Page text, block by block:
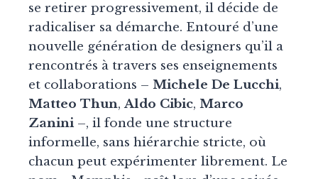
se retirer progressivement, il décide de
radicaliser sa démarche. Entouré d’une
nouvelle génération de designers qu’il a
rencontrés à travers ses enseignements
et collaborations – Michele De Lucchi,
Matteo Thun,Aldo Cibic, Marco
Zanini–, il fonde une structure
informelle, sans hiérarchie stricte, où
chacun peut expérimenter librement. Le